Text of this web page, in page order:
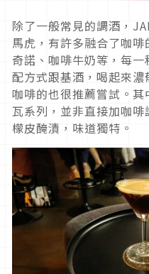
除了一般常見的調酒，
馬虎，有許多融合了咖
奇諾、咖啡牛奶等，每
配方式跟基酒，喝起來
咖啡的也很推薦嘗試。
瓦系列，並非直接加咖
檬皮醃漬，味道獨特。